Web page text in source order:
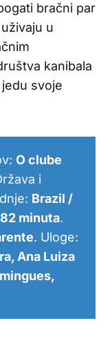
bračni par
u
kanibala
svoje
O clube
i
Brazil /
82 minuta.
. Uloge:
Ana Luiza